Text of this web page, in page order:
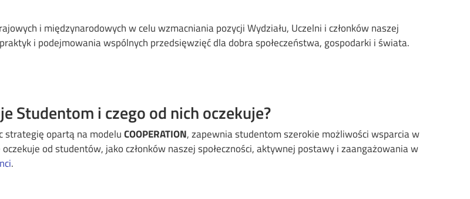
i międzynarodowych w celu wzmacniania pozycji Wydziału, Uczelni i członków naszej
i podejmowania wspólnych przedsięwzięć dla dobra społeczeństwa, gospodarki i świata.
Studentom i czego od nich oczekuje?
strategię opartą na modeluCOOPERATION, zapewnia studentom szerokie możliwości wsparcia w
od studentów, jako członków naszej społeczności, aktywnej postawy i zaangażowania w
.